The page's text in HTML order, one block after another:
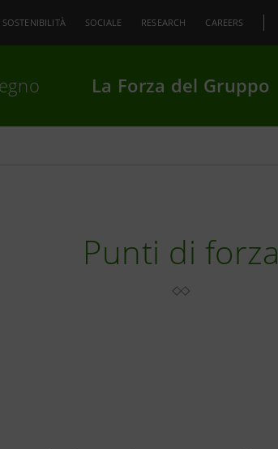
SOSTENIBILITÀ SOCIALE RESEARCH CAREERS
La Forza del Gruppo
Punti di forza